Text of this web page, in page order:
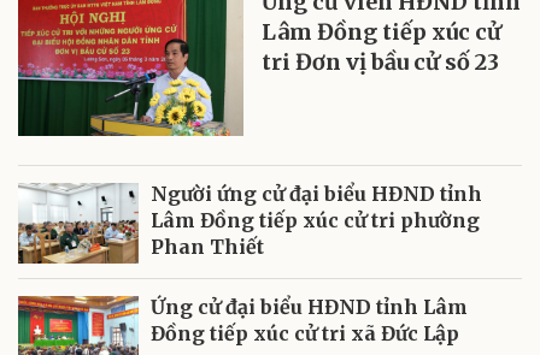
Lâm Đồng tiếp xúc cử
tri Đơn vị bầu cử số 23
Người ứng cử đại biểu HĐND tỉnh
Lâm Đồng tiếp xúc cử tri phường
Phan Thiết
Ứng cử đại biểu HĐND tỉnh Lâm
Đồng tiếp xúc cử tri xã Đức Lập